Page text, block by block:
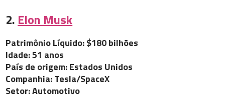
2. Elon Musk
Patrimônio Líquido: $180 bilhões
Idade: 51 anos
País de origem: Estados Unidos
Companhia: Tesla/SpaceX
Setor: Automotivo